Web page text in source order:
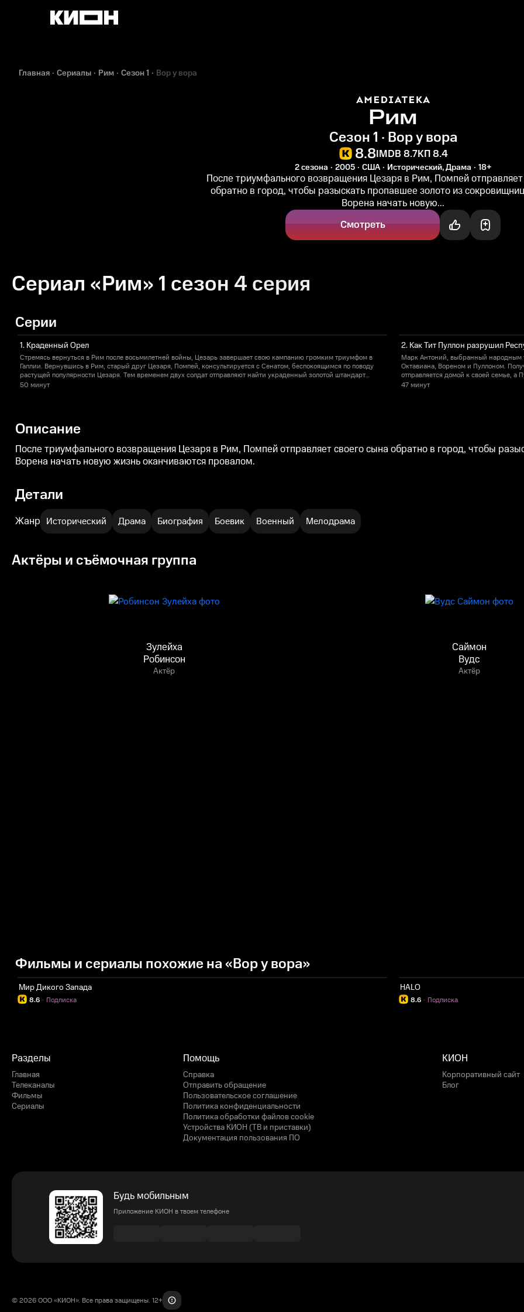
Главная Сериалы Рим Сезон 1 Вор у вора
Рим
Сезон 1 · Вор у вора
8.8IMDB 8.7КП 8.4
2 сезона 2005 США Исторический, Драма 18+
После триумфального возвращения Цезаря в Рим, Помпей
обратно в город, чтобы разыскать пропавшее золото из
Ворена начать новую...
Смотреть
Сериал «Рим» 1 сезон 4 серия
Серии
1. Краденный Орел
Стремясь вернуться в Рим после восьмилетней войны, Цезарь завершает свою кампанию громким триумфом в
Галлии. Вернувшись в Рим, старый друг Цезаря, Помпей, консультируется с Сенатом, беспокоящимся по поводу
растущей популярности Цезаря. Тем временем двух солдат отправляют найти украденный золотой штандарт
армии.
50 минут
2. Как Тит Пуллон разрушил
Марк Антоний, выбранный народным
Октавиана, Вореном и Пуллоном.
отправляется домой к своей семье, а
47 минут
Описание
После триумфального возвращения Цезаря в Рим, Помпей отправляет своего сына обратно в город, чтобы
Ворена начать новую жизнь оканчиваются провалом.
Детали
Жанр Исторический Драма Биография Боевик Военный Мелодрама
Актёры и съёмочная группа
Зулейха
Робинсон
Актёр
Саймон
Вудс
Актёр
Фильмы и сериалы похожие на «Вор у вора»
Мир Дикого Запада
8.6 Подписка
·
HALO
8.6 Подписка
·
Разделы
Главная
Телеканалы
Фильмы
Сериалы
Помощь
Справка
Отправить обращение
Пользовательское соглашение
Политика конфиденциальности
Политика обработки файлов cookie
Устройства КИОН (ТВ и приставки)
Документация пользования ПО
КИОН
Корпоративный сайт
Блог
Будь мобильным
Приложение КИОН в твоем телефоне
© 2026 ООО «КИОН». Все права защищены. 12+